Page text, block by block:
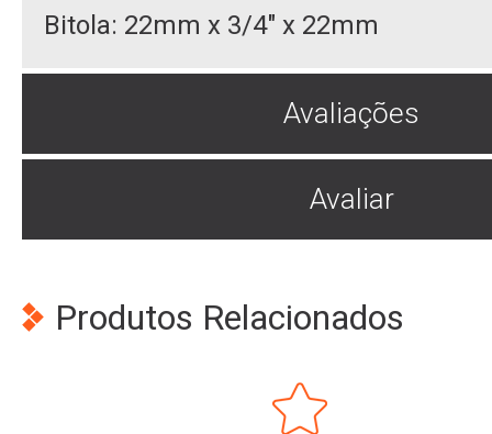
Bitola: 22mm x 3/4" x 22mm
Avaliações
Avaliar
Produtos Relacionados